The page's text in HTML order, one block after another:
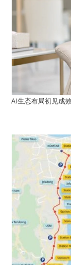
AI生态布局初见成